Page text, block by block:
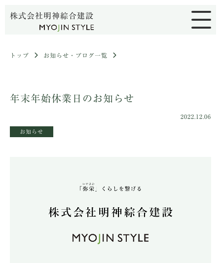
株式会社明神綜合建設
トップ お知らせ・ブログ一覧
年末年始休業日のお知らせ
2022.12.06
お知らせ